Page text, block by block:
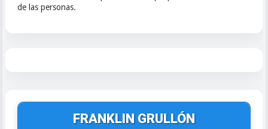
de las personas.
FRANKLIN GRULLÓN